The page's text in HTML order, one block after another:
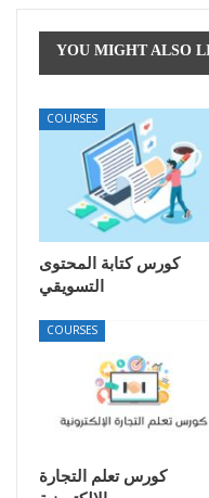
YOU MIGHT ALSO
COURSES
كورس كتابة المحتوى
التسويقي
COURSES
كورس تعلم التجارة